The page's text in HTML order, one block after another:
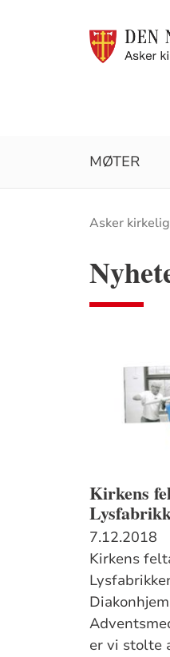
MØTER
Asker
Kirkens
7.12.2018
Kirkens
er vi stolte